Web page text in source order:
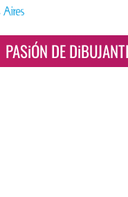
PASiÓN DE